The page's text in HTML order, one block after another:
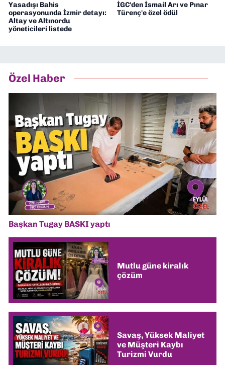
Yasadışı Bahis
operasyonunda İzmir detayı:
Altay ve Altınordu
yöneticileri listede
İGC'den İsmail Arı ve Pınar
Türenç'e özel ödül
Özel Haber
Başkan Tugay BASKI yaptı
Mutlu güne kiralık
çözüm
Savaş, Yüksek Maliyet
ve Müşteri Kaybı
Turizmi Vurdu